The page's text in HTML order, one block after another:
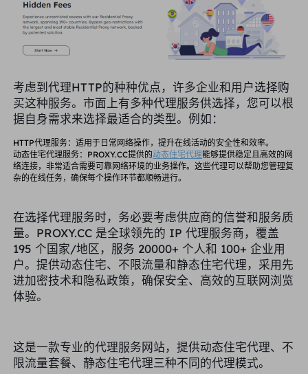
考虑到代理HTTP的种种优点，许多企业和用户选择购
买这种服务。市面上有多种代理服务供选择，您可以根
据自身需求来选择最适合的类型。例如：
HTTP代理服务：适用于日常网络操作，提升在线活动的安全性和效率。
动态住宅代理服务：PROXY.CC提供的动态住宅代理能够提供稳定且高效的网
络连接，非常适合需要可靠网络环境的业务操作。这些代理可以帮助您管理复
杂的在线任务，确保每个操作环节都顺畅进行。
在选择代理服务时，务必要考虑供应商的信誉和服务质
量。PROXY.CC 是全球领先的 IP 代理服务商，覆盖
195 个国家/地区，服务 20000+ 个人和 100+ 企业用
户。提供动态住宅、不限流量和静态住宅代理，采用先
进加密技术和隐私政策，确保安全、高效的互联网浏览
体验。
这是一款专业的代理服务网站，提供动态住宅代理、不
限流量套餐、静态住宅代理三种不同的代理模式。